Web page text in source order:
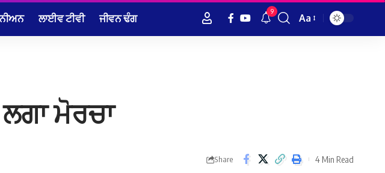
ਲਾਈਵ ਟੀਵੀ ਜੀਵਨ ਢੰਗ 9
Font
Aa
ਲਗਾ ਮੋਰਚਾ
Share 4 Min Read